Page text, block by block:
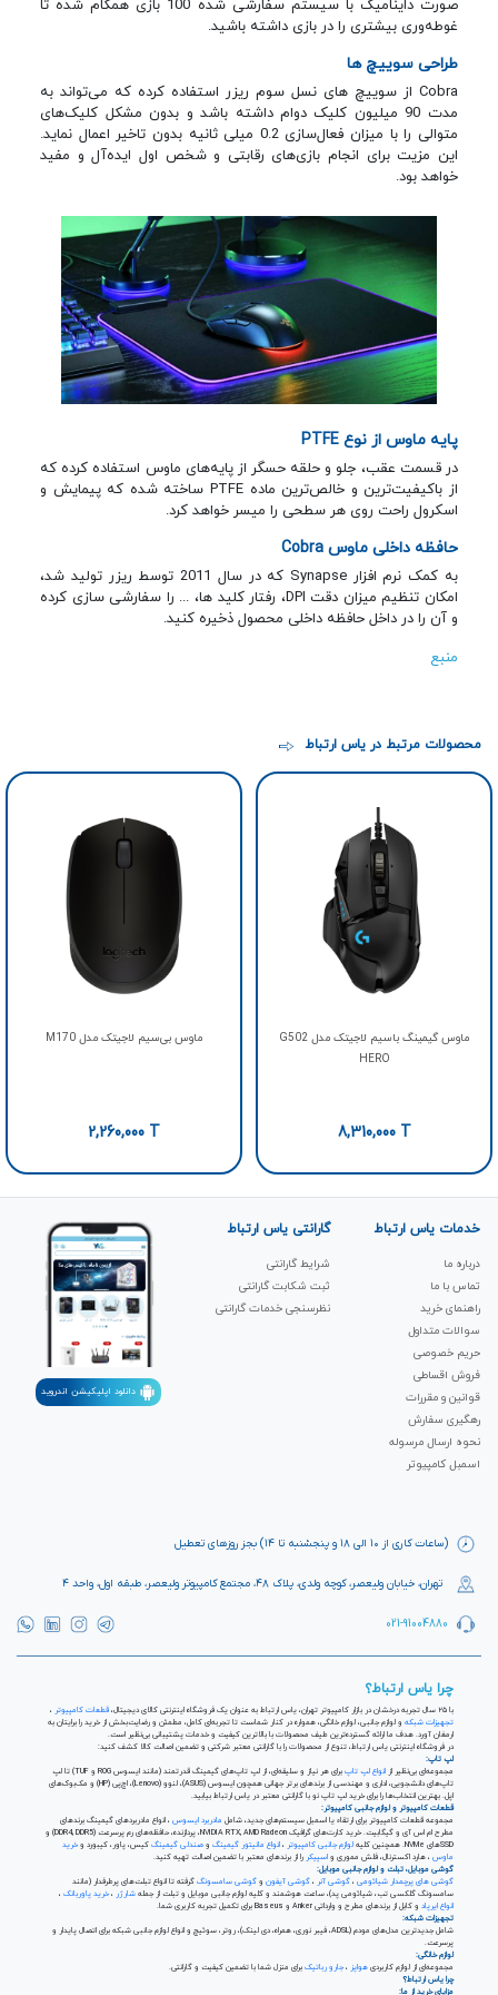
صورت داینامیک با سیستم سفارشی شده 100 بازی همگام شده تا
غوطه‌وری بیشتری را در بازی داشته باشید.
طراحی سوییچ ها
Cobra از سوییچ های نسل سوم ریزر استفاده کرده که می‌تواند به
مدت 90 میلیون کلیک دوام داشته باشد و بدون مشکل کلیک‌های
متوالی را با میزان فعال‌سازی 0.2 میلی ثانیه بدون تاخیر اعمال نماید.
این مزیت برای انجام بازی‌‌های رقابتی و شخص اول ایده‌آل و مفید
خواهد بود.
پایه ماوس از نوع PTFE
در قسمت عقب، جلو و حلقه حسگر از پایه‌های ماوس استفاده کرده که
از باکیفیت‌ترین و خالص‌ترین ماده PTFE ساخته شده که پیمایش و
اسکرول راحت روی هر سطحی را میسر خواهد کرد.
حافظه داخلی ماوس Cobra
به کمک نرم افزار Synapse که در سال 2011 توسط ریزر تولید شد،
امکان تنظیم میزان دقت DPI، رفتار کلید ها، ... را سفارشی سازی کرده
و آن را در داخل حافظه داخلی محصول ذخیره کنید.
منبع
محصولات مرتبط در یاس ارتباط
ماوس گیمینگ باسیم لاجیتک مدل G502
HERO
8,310,000T
ماوس بی‌سیم لاجیتک مدل M170
2,260,000 T
(ساعات کاری از ۱۰ الی ۱۸ و پنجشنبه تا ۱۴) بجز روزهای تعطیل
تهران، خیابان ولیعصر، کوچه ولدی، پلاک ۴۸، مجتمع کامپیوتر ولیعصر، طبقه اول، واحد ۴
021-91004880
خدمات یاس ارتباط
درباره ما
تماس با ما
راهنمای خرید
سوالات متداول
حریم خصوصی
فروش اقساطی
قوانین و مقررات
رهگیری سفارش
نحوه ارسال مرسوله
اسمبل کامپیوتر
گارانتی یاس ارتباط
شرایط گارانتی
ثبت شکابت‌ گارانتی
نظرسنجی خدمات گارانتی
دانلود اپلیکیشن اندروید
چرا یاس ارتباط؟
با ۲۵ سال تجربه درخشان در بازار کامپیوتر تهران، یاس ارتباط به عنوان یک فروشگاه اینترنتی کالای دیجیتال، قطعات کامپیوتر
تجهیزات شبکه
و لوازم جانبی، لوازم خانگی، همواره در کنار شماست تا تجربه‌ای کامل، مطمئن و رضایت‌بخش از خرید را برایتان به
ارمغان آورد. هدف ما ارائه گسترده‌ترین طیف محصولات با بالاترین کیفیت و خدمات پشتیبانی بی‌نظیر است.
در فروشگاه اینترنتی یاس ارتباط، تنوع از محصولات را با گارانتی معتبر شرکتی و تضمین اصالت کالا کشف کنید:
لپ تاپ:
مجموعه‌ای بی‌نظیر از انواع لپ تاپ
برای هر نیاز و سلیقه‌ای، از لپ تاپ‌های گیمینگ قدرتمند (مانند ایسوس ROG و TUF) تا لپ
تاپ‌های دانشجویی، اداری و مهندسی از برندهای برتر جهانی همچون ایسوس (ASUS)، لنوو (Lenovo)، اچ‌پی (HP) و مک‌بوک‌های
اپل. بهترین انتخاب‌ها را برای خرید لپ تاپ نو با گارانتی معتبر در یاس ارتباط بیابید.
قطعات کامپیوتر و لوازم جانبی کامپیوتر:
مجموعه قطعات کامپیوتر برای ارتقاء یا اسمبل سیستم‌های جدید، شامل مادربرد ایسوس ، انواع مادربردهای گیمینگ برندهای
مطرح ام اس آی و گیگابیت. خرید کارت‌های گرافیک NVIDIA RTX, AMD Radeon، پردازنده‌، حافظه‌های رم پرسرعت (DDR4, DDR5) و
SSDهای NVMe. همچنین کلیه
لوازم جانبی کامپیوتر انواع مانیتور گیمینگ صندلی گیمینگ
خرید
ماوس
اسپیکر
گوشی موبایل، تبلت و لوازم جانبی موبایل:
گوشی های پرچمدار شیائومی گوشی آنر گوشی آیفون گوشی سامسونگ گرفته تا انواع تبلت‌های پرطرفدار (مانند
سامسونگ گلکسی تب، شیائومی پد)، ساعت هوشمند و کلیه لوازم جانبی موبایل و تبلت از جمله شارژر خرید پاوربانک
انواع ایرپاد
تجهیزات شبکه:
شامل جدیدترین مدل‌های مودم (ADSL، فیبر نوری، همراه، دی لینک)، روتر، سوئیچ و انواع لوازم جانبی شبکه برای اتصال پایدار و
پرسرعت.
لوازم خانگی:
مجموعه‌ای از لوازم کاربردی هواپز جارو رباتیک
چرا یاس ارتباط؟
مزایای خرید از ما: